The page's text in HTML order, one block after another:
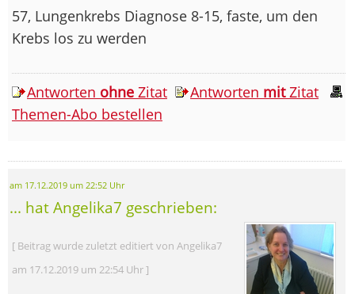
57, Lungenkrebs Diagnose 8-15, faste, um den
Krebs los zu werden
Antworten ohne Zitat Antworten mitZitat
Themen-Abo bestellen
am 17.12.2019 um 22:52 Uhr
... hat Angelika7 geschrieben:
[ Beitrag wurde zuletzt editiert von Angelika7
am 17.12.2019 um 22:54 Uhr ]